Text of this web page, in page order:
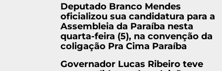
Deputado Branco Mendes
oficializou sua candidatura para a
Assembleia da Paraíba nesta
quarta-feira (5), na convenção da
coligação Pra Cima Paraíba
Governador Lucas Ribeiro teve